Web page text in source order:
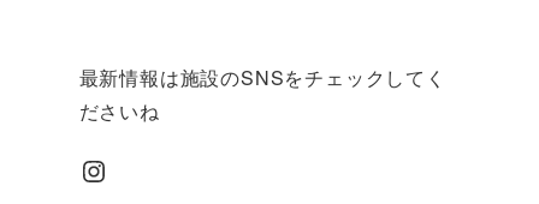
最新情報は施設のSNSをチェックしてく
ださいね
Instagram